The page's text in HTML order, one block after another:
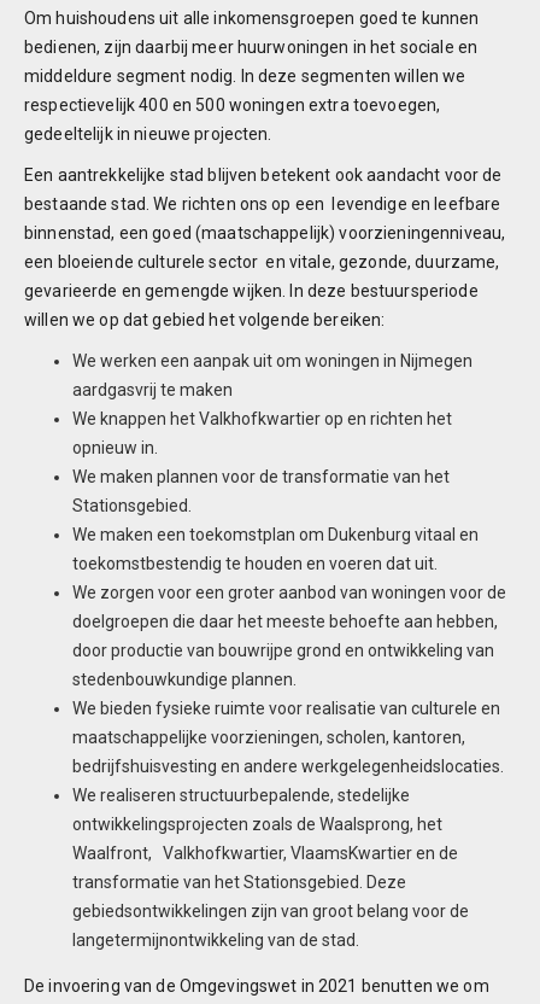
Om huishoudens uit alle inkomensgroepen goed te kunnen
bedienen, zijn daarbij meer huurwoningen in het sociale en
middeldure segment nodig. In deze segmenten willen we
respectievelijk 400 en 500 woningen extra toevoegen,
gedeeltelijk in nieuwe projecten.
Een aantrekkelijke stad blijven betekent ook aandacht voor de
bestaande stad. We richten ons op een levendige en leefbare
binnenstad, een goed (maatschappelijk) voorzieningenniveau,
een bloeiende culturele sector en vitale, gezonde, duurzame,
gevarieerde en gemengde wijken. In deze bestuursperiode
willen we op dat gebied het volgende bereiken:
We werken een aanpak uit om woningen in Nijmegen
aardgasvrij te maken
We knappen het Valkhofkwartier op en richten het
opnieuw in.
We maken plannen voor de transformatie van het
Stationsgebied.
We maken een toekomstplan om Dukenburg vitaal en
toekomstbestendig te houden en voeren dat uit.
We zorgen voor een groter aanbod van woningen voor de
doelgroepen die daar het meeste behoefte aan hebben,
door productie van bouwrijpe grond en ontwikkeling van
stedenbouwkundige plannen.
We bieden fysieke ruimte voor realisatie van culturele en
maatschappelijke voorzieningen, scholen, kantoren,
bedrijfshuisvesting en andere werkgelegenheidslocaties.
We realiseren structuurbepalende, stedelijke
ontwikkelingsprojecten zoals de Waalsprong, het
Waalfront, Valkhofkwartier, VlaamsKwartier en de
transformatie van het Stationsgebied. Deze
gebiedsontwikkelingen zijn van groot belang voor de
langetermijnontwikkeling van de stad.
De invoering van de Omgevingswet in 2021 benutten we om